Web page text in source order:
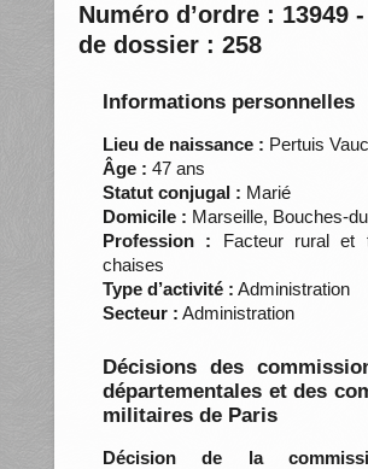
Numéro d’ordre : 13949
de dossier : 258
Informations personnelles
Lieu de naissance : Pertuis
Âge : 47 ans
Statut conjugal : Marié
Domicile : Marseille, Bouches-
Profession : Facteur rural et
chaises
Type d’activité : Administration
Secteur : Administration
Décisions des
départementales et des
militaires de Paris
Décision de la